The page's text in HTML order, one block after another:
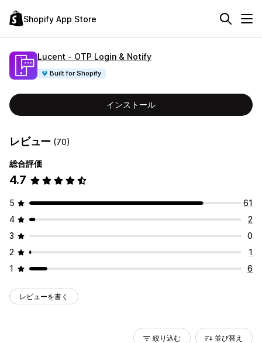
Shopify App Store
Lucent ‑ OTP Login & Notify
Built for Shopify
インストール
レビュー (70)
総合評価
4.7
5
61
4
2
3
0
2
1
1
6
レビューを書く
絞り込む 並び替え